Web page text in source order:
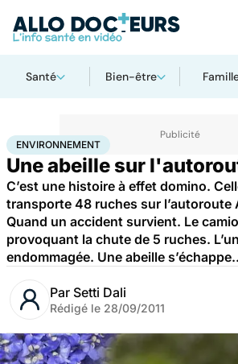
Santé Bien-être
AccueilBien-êtreEnvironnement
ENVIRONNEMENT
Une abeille sur
C’est une histoire à effet domino.
transporte 48 ruches sur l’autoroute
Quand un accident survient. Le
provoquant la chute de 5 ruches.
endommagée. Une abeille
Par Setti Dali
Rédigé le 28/09/2011